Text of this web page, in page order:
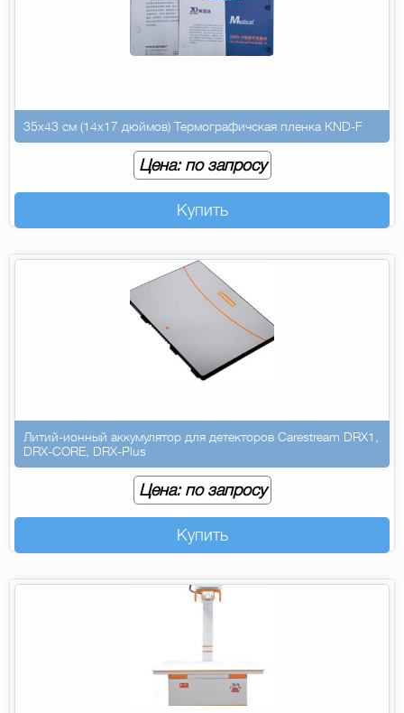
35х43 см (14х17 дюймов) Термографичская пленка KND-F
Цена: по запросу
Купить
Литий-ионный аккумулятор для детекторов Carestream DRX1,
DRX-CORE, DRX-Plus
Цена: по запросу
Купить